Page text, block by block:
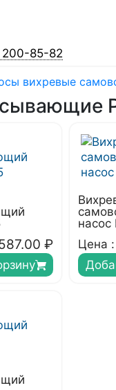
85-82
вихревые
₽
насос
Цена :